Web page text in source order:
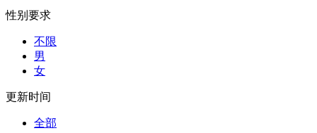
性别要求
不限
男
女
更新时间
全部